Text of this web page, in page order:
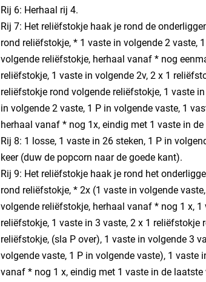
Rij 6: Herhaal rij 4.
Rij 7: Het reliëfstokje haak je rond de
rond reliëfstokje, * 1 vaste in volgende 2 vaste,
volgende reliëfstokje, herhaal vanaf * nog
reliëfstokje, 1 vaste in volgende 2v, 2 x 1
reliëfstokje rond volgende reliëfstokje, 1 vaste
in volgende 2 vaste, 1 P in volgende vaste, 1
herhaal vanaf * nog 1x, eindig met 1 vaste in de
Rij 8: 1 losse, 1 vaste in 26 steken, 1 P in
keer (duw de popcorn naar de goede kant).
Rij 9: Het reliëfstokje haak je rond het
rond reliëfstokje, * 2x (1 vaste in volgende
volgende reliëfstokje, herhaal vanaf * nog 1 x,
reliëfstokje, 1 vaste in 3 vaste, 2 x 1
reliëfstokje, (sla P over), 1 vaste in volgende 3
volgende vaste, 1 P in volgende vaste), 1
vanaf * nog 1 x, eindig met 1 vaste in de laatste